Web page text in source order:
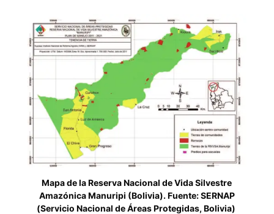
Mapa de la Reserva Nacional de Vida Silvestre
Amazónica Manuripi (Bolivia). Fuente: SERNAP
(Servicio Nacional de Áreas Protegidas, Bolivia)